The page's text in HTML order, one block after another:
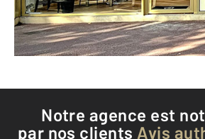
Envoyer un
Téléphoner à
Notre agence est
par nos clients Avis